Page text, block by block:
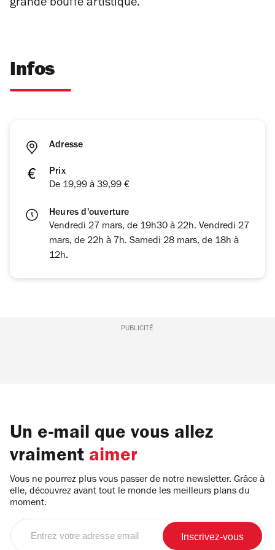
grande bouffe artistique.
Infos
Adresse
Prix
De 19,99 à 39,99 €
Heures d'ouverture
Vendredi 27 mars, de 19h30 à 22h. Vendredi 27
mars, de 22h à 7h. Samedi 28 mars, de 18h à
12h.
PUBLICITÉ
Un e-mail que vous allez
vraiment aimer
Vous ne pourrez plus vous passer de notre newsletter. Grâce à
elle, découvrez avant tout le monde les meilleurs plans du
moment.